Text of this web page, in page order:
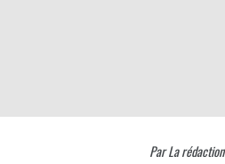
ParLa rédaction